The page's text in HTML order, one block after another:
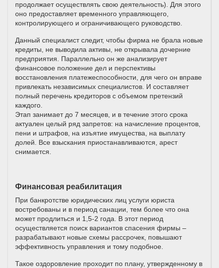
продолжает осуществлять свою деятельность). Для этого
оно предоставляет временного управляющего,
контролирующего и ограничивающего руководство.
Данный специалист следит, чтобы фирма не брала новые
кредиты, не выводила активы, не открывала дочерние
предприятия. Параллельно он же анализирует
финансовое положение дел и перспективы
восстановления платежеспособности, для чего он вправе
привлекать независимых специалистов. И составляет
полный перечень кредиторов с объемом претензий
каждого.
Этап занимает до 7 месяцев, и в течение этого срока
актуален целый ряд запретов: на начисление процентов,
пени и штрафов, на изъятие имущества, на выплату
долей. Все взыскания приостанавливаются, арест
снимается.
Финансовая реабилитация
При банкротстве юридических лиц услуги юриста
востребованы и в период санации, тем более что она
может продлиться и 1,5-2 года. В этот период
осуществляется поиск вариантов спасения фирмы –
разрабатывают новые схемы рассрочек, повышают
эффективность управления и тому подобное.
Такое оздоровление проходит по плану, утвержденному в